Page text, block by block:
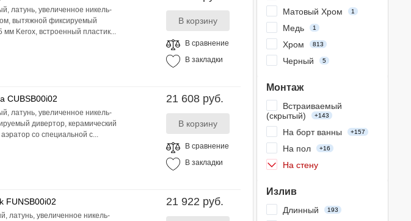
латунь, увеличенное никель-
вытяжной фиксируемый
мм Kerox, встроенный пластик...
В сравнение
В закладки
CUBSB00i02
латунь, увеличенное никель-
дивертор, керамический
со специальной с...
21 608 руб.
В сравнение
В закладки
FUNSB00i02
латунь, увеличенное никель-
21 922 руб.
Матовый Хром 1
Медь 1
Хром 813
Черный 5
Монтаж
Встраиваемый
(скрытый)
+143
На борт ванны +157
На пол +16
На стену
Излив
Длинный 193